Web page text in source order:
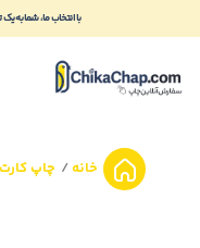
با انتخاب ما، شما به
خانه چاپ